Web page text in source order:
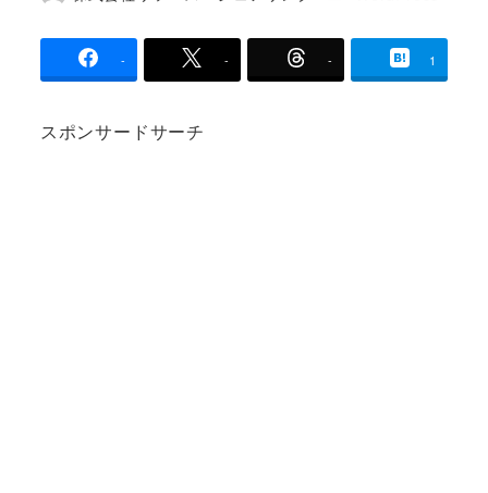
著
- - - 1
スポンサードサーチ